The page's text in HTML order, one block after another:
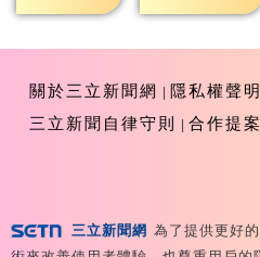
關於三立新聞網
隱私權聲明
三立新聞自律守則
合作提
Copyright ©2026 Sanlih
三立新聞網 為了提供更好